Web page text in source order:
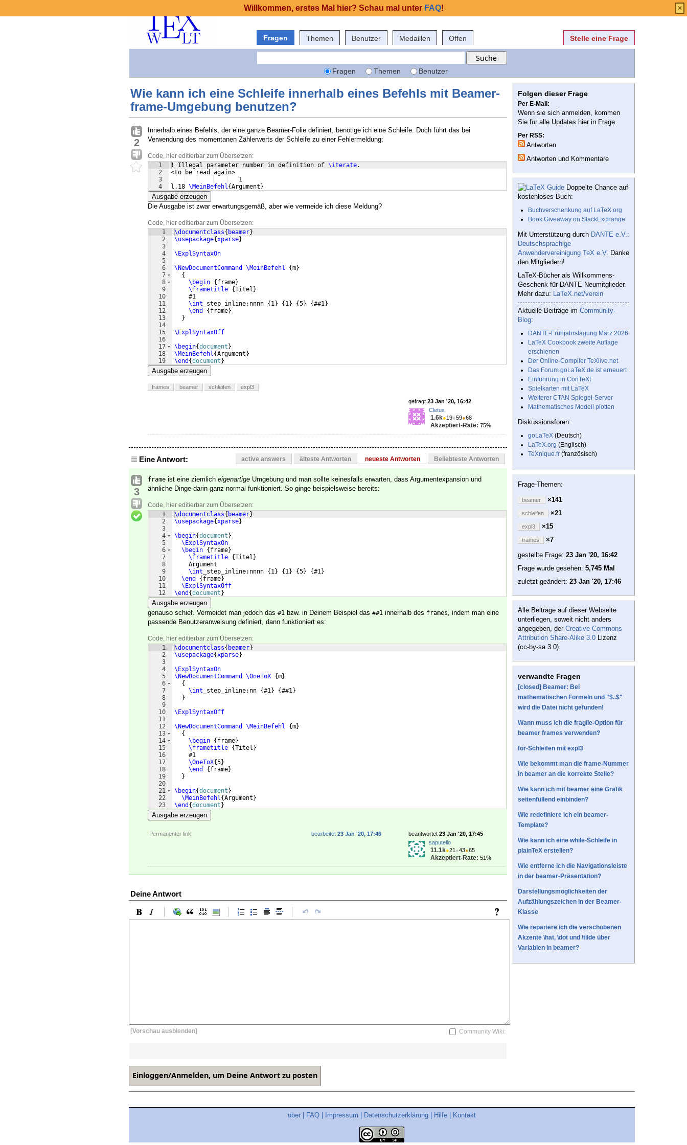
Fragen Themen Benutzer Medaillen Offen Stelle eine Frage
Fragen Themen Benutzer
Wie kann ich eine Schleife innerhalb eines Befehls mit Beamer-
frame-Umgebung benutzen?
2
Innerhalb eines Befehls, der eine ganze Beamer-Folie definiert, benötige ich eine Schleife. Doch führt das bei
Verwendung des momentanen Zählerwerts der Schleife zu einer Fehlermeldung:
Code, hier editierbar zum Übersetzen:
1
2
3
4
! Illegal parameter number in definition of \iterate.
<to be read again>
   1
l.18 \MeinBefehl{Argument }
Ausgabe erzeugen
Die Ausgabe ist zwar erwartungsgemäß, aber wie vermeide ich diese Meldung?
Code, hier editierbar zum Übersetzen:
1
2
3
4
5
6
7
8
9
10
11
12
13
14
15
16
17
18
19
\documentclass{ beamer}
\usepackage{xparse}
\ExplSyntaxOn
\NewDocumentCommand
\MeinBefehl {m}
{
\begin { frame}
\frametitle {Titel }
    #1
\int _step_inline:nnnn { 1} { 1} {5} {##1}
\end
{ frame}
}
\ExplSyntaxOff
\begin{document }
\MeinBefehl{Argument }
\end {document }
Ausgabe erzeugen
frames beamer schleifen expl3
gefragt 23 Jan '20, 16:42
Cletus
1.6k●19●59●68
Akzeptiert-Rate: 75%
Eine Antwort: active answers älteste Antworten neueste Antworten Beliebteste Antworten
3
frame ist eine ziemlich eigenartige Umgebung und man sollte keinesfalls erwarten, dass Argumentexpansion und
ähnliche Dinge darin ganz normal funktioniert. So ginge beispielsweise bereits:
Code, hier editierbar zum Übersetzen:
1
2
3
4
5
6
7
8
9
10
11
12
\documentclass{ beamer}
\usepackage{xparse}
\begin{document }
\ExplSyntaxOn
\begin { frame}
\frametitle {Titel }
    Argument
\int _step_inline:nnnn { 1} { 1} {5} {#1}
\end
{ frame}
\ExplSyntaxOff
\end {document }
Ausgabe erzeugen
genauso schief. Vermeidet man jedoch das #1 bzw. in Deinem Beispiel das ##1 innerhalb des frames, indem man eine
passende Benutzeranweisung definiert, dann funktioniert es:
Code, hier editierbar zum Übersetzen:
1
2
3
4
5
6
7
8
9
10
11
12
13
14
15
16
17
18
19
20
21
22
23
\documentclass{ beamer}
\usepackage{xparse}
\ExplSyntaxOn
\NewDocumentCommand
\OneToX {m}
{
\int _step_inline:nn {#1} {##1}
}
\ExplSyntaxOff
\NewDocumentCommand
\MeinBefehl {m}
{
\begin { frame}
\frametitle {Titel }
    #1
\OneToX{5}
\end
{ frame}
}
\begin{document }
\MeinBefehl{Argument }
\end {document }
Ausgabe erzeugen
Permanenter link beantwortet 23 Jan '20, 17:45
saputello
11.1k●21 ●43●65
Akzeptiert-Rate: 51%
bearbeitet 23 Jan '20, 17:46
Deine Antwort
[Vorschau ausblenden] Community Wiki:
Folgen dieser Frage
Per E-Mail:
Wenn sie sich anmelden, kommen
Sie für alle Updates hier in Frage
Per RSS:
Antworten
Antworten und Kommentare
Doppelte Chance auf
kostenloses Buch:
Buchverschenkung auf LaTeX.org
Book Giveaway on StackExchange
Mit Unterstützung durch DANTE e.V.:
Deutschsprachige
Anwendervereinigung TeX e.V. Danke
den Mitgliedern!
LaTeX-Bücher als Willkommens-
Geschenk für DANTE Neumitglieder.
Mehr dazu: LaTeX.net/verein
Aktuelle Beiträge im Community-
Blog:
DANTE-Frühjahrstagung März 2026
LaTeX Cookbook zweite Auflage
erschienen
Der Online-Compiler TeXlive.net
Das Forum goLaTeX.de ist erneuert
Einführung in ConTeXt
Spielkarten mit LaTeX
Weiterer CTAN Spiegel-Server
Mathematisches Modell plotten
Diskussionsforen:
goLaTeX (Deutsch)
LaTeX.org (Englisch)
TeXnique.fr (französisch)
Frage-Themen:
beamer ×141
schleifen ×21
expl3 ×15
frames
×7
gestellte Frage: 23 Jan '20, 16:42
Frage wurde gesehen: 5,745 Mal
zuletzt geändert: 23 Jan '20, 17:46
Alle Beiträge auf dieser Webseite
unterliegen, soweit nicht anders
angegeben, der Creative Commons
Attribution Share-Alike 3.0 Lizenz
(cc-by-sa 3.0).
verwandte Fragen
[closed] Beamer: Bei
mathematischen Formeln und "$..$"
wird die Datei nicht gefunden!
Wann muss ich die fragile-Option für
beamer frames verwenden?
for-Schleifen mit expl3
Wie bekommt man die frame-Nummer
in beamer an die korrekte Stelle?
Wie kann ich mit beamer eine Grafik
seitenfüllend einbinden?
Wie redefiniere ich ein beamer-
Template?
Wie kann ich eine while-Schleife in
plainTeX erstellen?
Wie entferne ich die Navigationsleiste
in der beamer-Präsentation?
Darstellungsmöglichkeiten der
Aufzählungszeichen in der Beamer-
Klasse
Wie repariere ich die verschobenen
Akzente \hat, \dot und \tilde über
Variablen in beamer?
über FAQ Impressum Datenschutzerklärung Hilfe Kontakt
Willkommen, erstes Mal hier? Schau mal unter FAQ! ×